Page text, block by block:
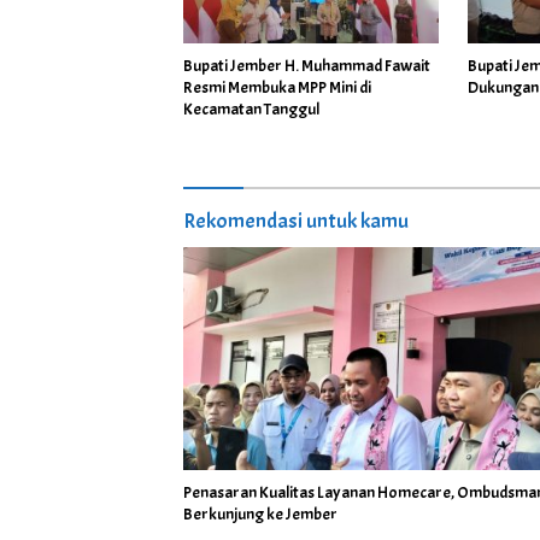
Bupati Jember H. Muhammad Fawait
Resmi Membuka MPP Mini di
Kecamatan Tanggul
Bupati
Rekomendasi untuk kamu
Penasaran Kualitas Layanan Homecare,
Berkunjung ke Jember